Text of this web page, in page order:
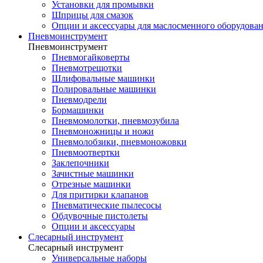
Установки для промывки
Шприцы для смазок
Опции и аксессуары для маслосменного
Пневмоинструмент
Пневмоинструмент
Пневмогайковерты
Пневмотрещотки
Шлифовальные машинки
Полировальные машинки
Пневмодрели
Бормашинки
Пневмомолотки, пневмозубила
Пневмоножницы и ножи
Пневмолобзики, пневмоножовки
Пневмоотвертки
Заклепочники
Зачистные машинки
Отрезные машинки
Для притирки клапанов
Пневматические пылесосы
Обдувочные пистолеты
Опции и аксессуары
Слесарный инструмент
Слесарный инструмент
Универсальные наборы